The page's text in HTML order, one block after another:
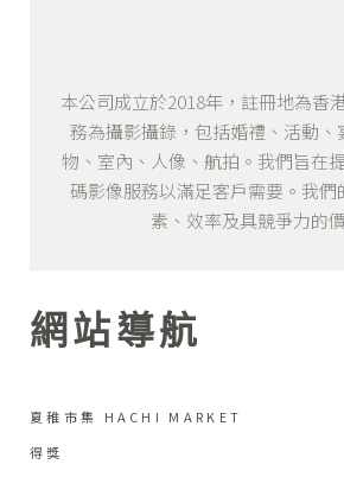
本公司成立於2018年，註冊地為香
務為攝影攝錄，包括婚禮、活動、
物、室內、人像、航拍。我們旨在
碼影像服務以滿足客戶需要。我們
素、效率及具競爭力的
網站導航
夏稚市集 HACHI MARKET
得獎